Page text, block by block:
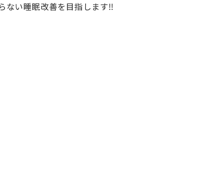
ない睡眠改善を目指します‼️